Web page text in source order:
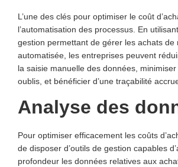
L’une des clés pour optimiser le coût
l’automatisation des processus. En
gestion permettant de gérer les achats de
automatisée, les entreprises peuvent
la saisie manuelle des données,
oublis, et bénéficier d’une traçabilité
Analyse des
Pour optimiser efficacement les coûts
de disposer d’outils de gestion capables
profondeur les données relatives aux